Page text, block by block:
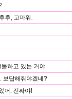
후, 고마워.
하고 있는 거야.
보답해줘야겠네?
어. 진짜야!